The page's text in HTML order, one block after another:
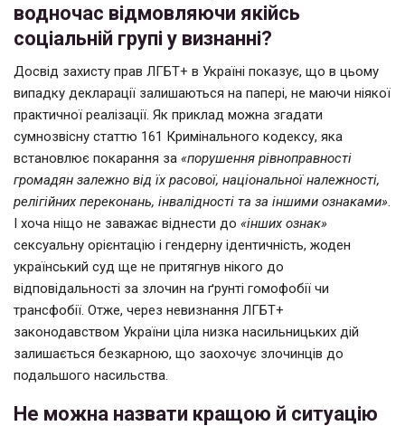
водночас відмовляючи якійсь
соціальній групі у визнанні?
Досвід захисту прав ЛГБТ+ в Україні показує, що в цьому
випадку декларації залишаються на папері, не маючи ніякої
практичної реалізації. Як приклад можна згадати
сумнозвісну статтю 161 Кримінального кодексу, яка
встановлює покарання за «порушення рівноправності
громадян залежно від їх расової, національної належності,
релігійних переконань, інвалідності та за іншими ознаками»
І хоча ніщо не заважає віднести до «інших ознак»
сексуальну орієнтацію і гендерну ідентичність, жоден
український суд ще не притягнув нікого до
відповідальності за злочин на ґрунті гомофобії чи
трансфобії. Отже, через невизнання ЛГБТ+
законодавством України ціла низка насильницьких дій
залишається безкарною, що заохочує злочинців до
подальшого насильства.
Не можна назвати кращою й ситуацію